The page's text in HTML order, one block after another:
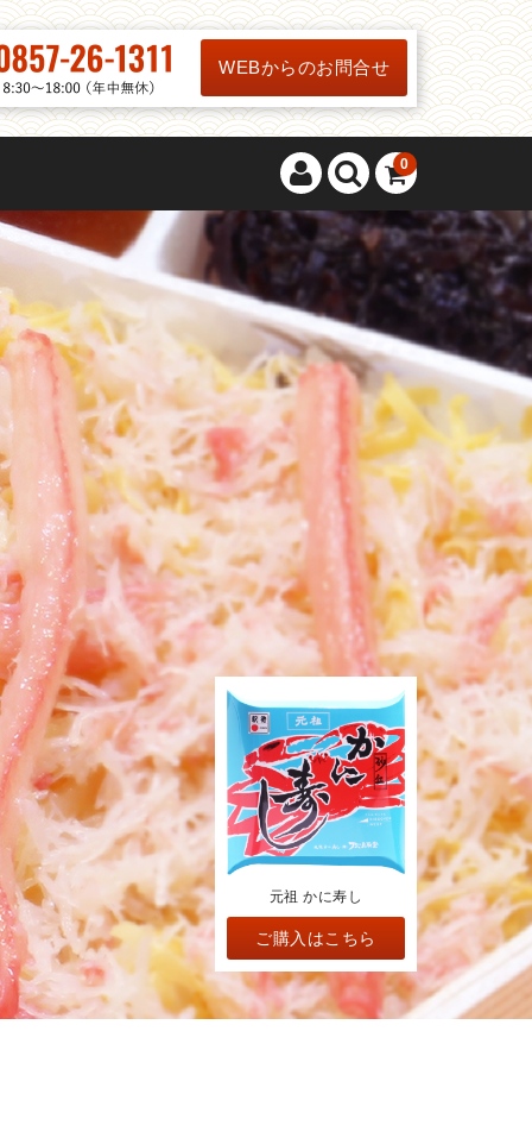
WEBからのお問合せ
0
山陰鳥取 かにめし
ご購入はこちら
かに幕の内
ご購入はこちら
元祖 かに寿し
ご購入はこちら
ふるさと 鳥取の宴
ご購入はこちら
山陰鳥取 かにめし
ご購入はこちら
かに幕の内
ご購入はこちら